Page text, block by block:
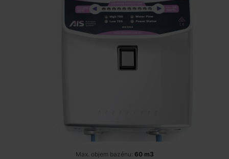
Max. objem bazénu: 60 m3